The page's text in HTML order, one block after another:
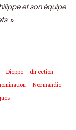
et son équipe
. »
Dieppe
direction
Normandie